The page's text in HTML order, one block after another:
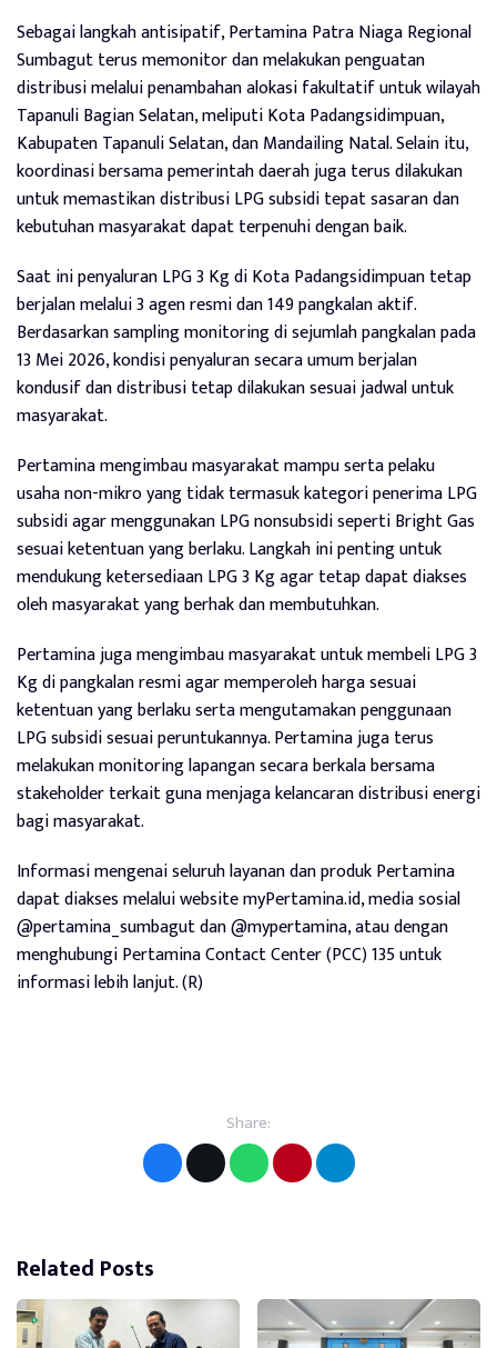
Sebagai langkah antisipatif, Pertamina Patra Niaga Regional
Sumbagut terus memonitor dan melakukan penguatan
distribusi melalui penambahan alokasi fakultatif untuk wilayah
Tapanuli Bagian Selatan, meliputi Kota Padangsidimpuan,
Kabupaten Tapanuli Selatan, dan Mandailing Natal. Selain itu,
koordinasi bersama pemerintah daerah juga terus dilakukan
untuk memastikan distribusi LPG subsidi tepat sasaran dan
kebutuhan masyarakat dapat terpenuhi dengan baik.
Saat ini penyaluran LPG 3 Kg di Kota Padangsidimpuan tetap
berjalan melalui 3 agen resmi dan 149 pangkalan aktif.
Berdasarkan sampling monitoring di sejumlah pangkalan pada
13 Mei 2026, kondisi penyaluran secara umum berjalan
kondusif dan distribusi tetap dilakukan sesuai jadwal untuk
masyarakat.
Pertamina mengimbau masyarakat mampu serta pelaku
usaha non-mikro yang tidak termasuk kategori penerima LPG
subsidi agar menggunakan LPG nonsubsidi seperti Bright Gas
sesuai ketentuan yang berlaku. Langkah ini penting untuk
mendukung ketersediaan LPG 3 Kg agar tetap dapat diakses
oleh masyarakat yang berhak dan membutuhkan.
Pertamina juga mengimbau masyarakat untuk membeli LPG 3
Kg di pangkalan resmi agar memperoleh harga sesuai
ketentuan yang berlaku serta mengutamakan penggunaan
LPG subsidi sesuai peruntukannya. Pertamina juga terus
melakukan monitoring lapangan secara berkala bersama
stakeholder terkait guna menjaga kelancaran distribusi energi
bagi masyarakat.
Informasi mengenai seluruh layanan dan produk Pertamina
dapat diakses melalui website myPertamina.id, media sosial
@pertamina_sumbagut dan @mypertamina, atau dengan
menghubungi Pertamina Contact Center (PCC) 135 untuk
informasi lebih lanjut. (R)
Share:
Related Posts